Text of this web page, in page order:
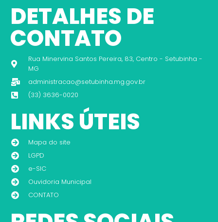
DETALHES DE
CONTATO
Rua Minervina Santos Pereira, 83, Centro - Setubinha -
MG
administracao@setubinha.mg.gov.br
(33) 3636-0020
LINKS ÚTEIS
Mapa do site
LGPD
e-SIC
Ouvidoria Municipal
CONTATO